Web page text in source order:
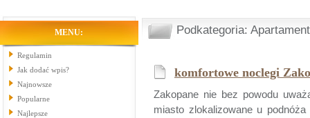
MENU:
Regulamin
Jak dodać wpis?
Najnowsze
Popularne
Najlepsze
Podkategoria:
komfortowe noclegi
Zakopane nie bez powodu
miasto zlokalizowane u